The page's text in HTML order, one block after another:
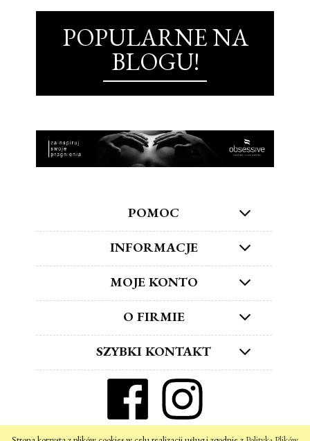
POPULARNE NA
BLOGU!
POMOC
INFORMACJE
MOJE KONTO
O FIRMIE
SZYBKI KONTAKT